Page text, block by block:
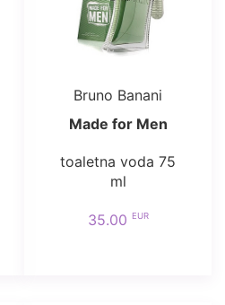
Bruno Banani
Made for Men
toaletna voda 75
ml
35.00 EUR